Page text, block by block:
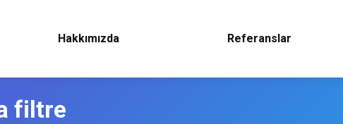
Hakkımızda Referanslar
filtre